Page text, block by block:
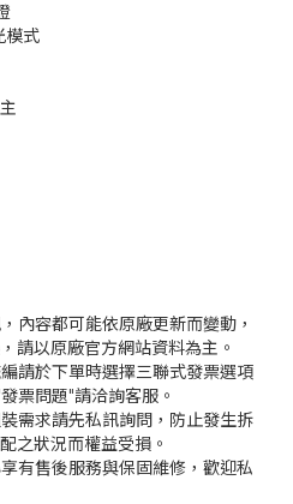
模式
內容都可能依原廠更新而變動，
請以原廠官方網站資料為主。
請於下單時選擇三聯式發票選項
票問題"請洽詢客服。
需求請先私訊詢問，防止發生拆
之狀況而權益受損。
有售後服務與保固維修，歡迎私